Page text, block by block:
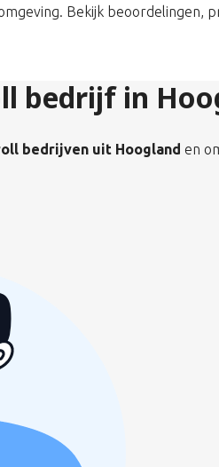
Bekijk beoordelingen,
bedrijf in
bedrijven uit Hoogland en